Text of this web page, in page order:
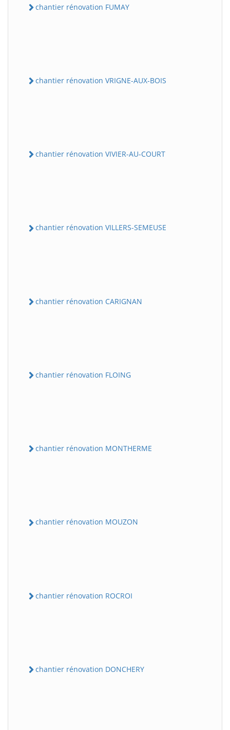
chantier rénovation FUMAY
chantier rénovation VRIGNE-AUX-BOIS
chantier rénovation VIVIER-AU-COURT
chantier rénovation VILLERS-SEMEUSE
chantier rénovation CARIGNAN
chantier rénovation FLOING
chantier rénovation MONTHERME
chantier rénovation MOUZON
chantier rénovation ROCROI
chantier rénovation DONCHERY